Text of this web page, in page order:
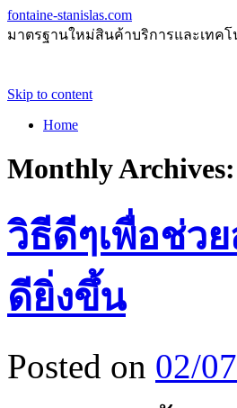
fontaine-stanislas.com
มาตรฐานใหม่สินค้าบริการและเทค
Skip to content
Home
Monthly Archives:
วิธีดีๆเพื่อช่ว
ดียิ่งขึ้น
Posted on 02/